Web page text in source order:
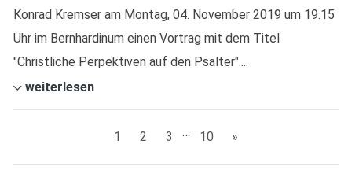
Konrad Kremser am Montag, 04. November 2019 um 19.15
Uhr im Bernhardinum einen Vortrag mit dem Titel
"Christliche Perpektiven auf den Psalter"....
weiterlesen
1 2 3 … 10 »